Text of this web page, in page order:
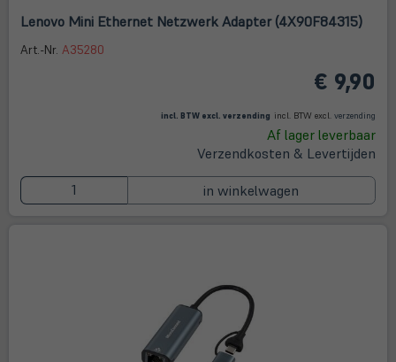
Lenovo Mini Ethernet Netzwerk Adapter (4X90F84315)
Art.-Nr. A35280
€ 9,90
incl. BTW excl. verzending incl. BTW excl. verzending
Af lager leverbaar
Verzendkosten & Levertijden
in winkelwagen